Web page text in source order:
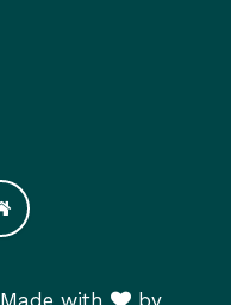
Made with ​ by